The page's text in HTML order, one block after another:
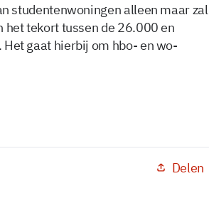
studentenwoningen alleen maar zal
tekort tussen de 26.000 en
gaat hierbij om hbo- en wo-
Delen